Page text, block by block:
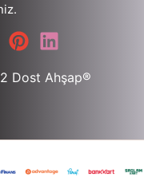
Dost Ahşap®